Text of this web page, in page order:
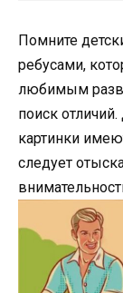
Помните
ребусами,
любимым
поиск
картинки
следует